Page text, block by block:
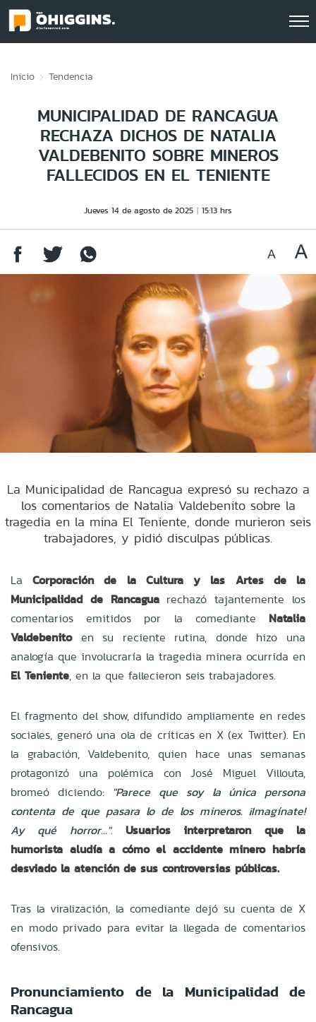
Inicio Tendencia
MUNICIPALIDAD DE RANCAGUA
RECHAZA DICHOS DE NATALIA
VALDEBENITO SOBRE MINEROS
FALLECIDOS EN EL TENIENTE
Jueves 14 de agosto de 2025 15:13 hrs
La Municipalidad de Rancagua expresó su rechazo a
los comentarios de Natalia Valdebenito sobre la
tragedia en la mina El Teniente, donde murieron seis
trabajadores, y pidió disculpas públicas.
LaCorporación de la Cultura y las Artes de la
Municipalidad de Rancaguarechazó tajantemente los
comentarios emitidos por la comediante Natalia
Valdebenitoen su reciente rutina, donde hizo una
analogía que involucraría la tragedia minera ocurrida en
El Teniente, en la que fallecieron seis trabajadores.
El fragmento del show, difundido ampliamente en redes
sociales, generó una ola de críticas en X (ex Twitter). En
la grabación, Valdebenito, quien hace unas semanas
protagonizó una polémica con José Miguel Villouta,
bromeó diciendo: "Parece que soy la única persona
contenta de que pasara lo de los mineros. ¡Imagínate!
Ay qué horror...".Usuarios interpretaron que la
humorista aludía a cómo el accidente minero habría
desviado la atención de sus controversias públicas.
Tras la viralización, la comediante dejó su cuenta de X
en modo privado para evitar la llegada de comentarios
ofensivos.
Pronunciamiento de la Municipalidad de
Rancagua